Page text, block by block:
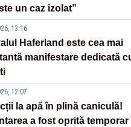
un caz izolat”
13:16
Haferland este cea mai
manifestare dedicată
12:07
la apă în plină caniculă!
a fost oprită temporar